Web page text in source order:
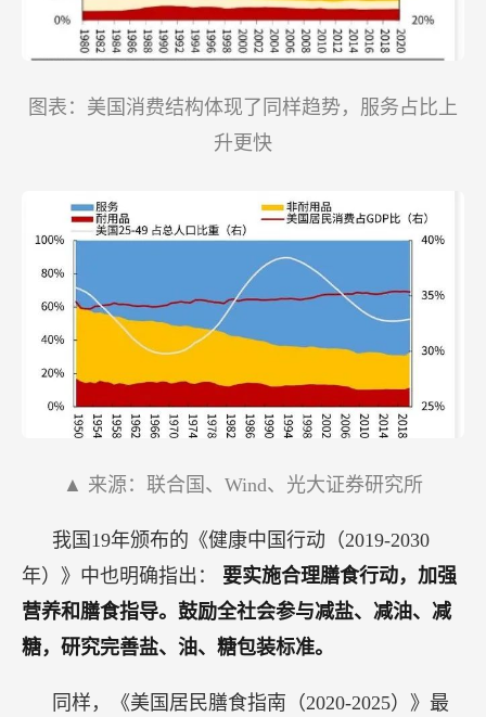
图表：美国消费结构体现了同样趋势，服务占比上
升更快
▲ 来源：联合国、Wind、光大证券研究所
我国19年颁布的《健康中国行动（2019-2030
年）》中也明确指出： 要实施合理膳食行动，加强
营养和膳食指导。鼓励全社会参与减盐、减油、减
糖，研究完善盐、油、糖包装标准。
同样，《美国居民膳食指南（2020-2025）》最